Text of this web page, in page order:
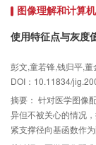
图像理解和计算
使用特征点与灰度
彭文,童若锋,钱归平,董
DOI：10.11834/
摘要： 针对医学图像
异但不被关心的情况
紧支撑径向基函数作